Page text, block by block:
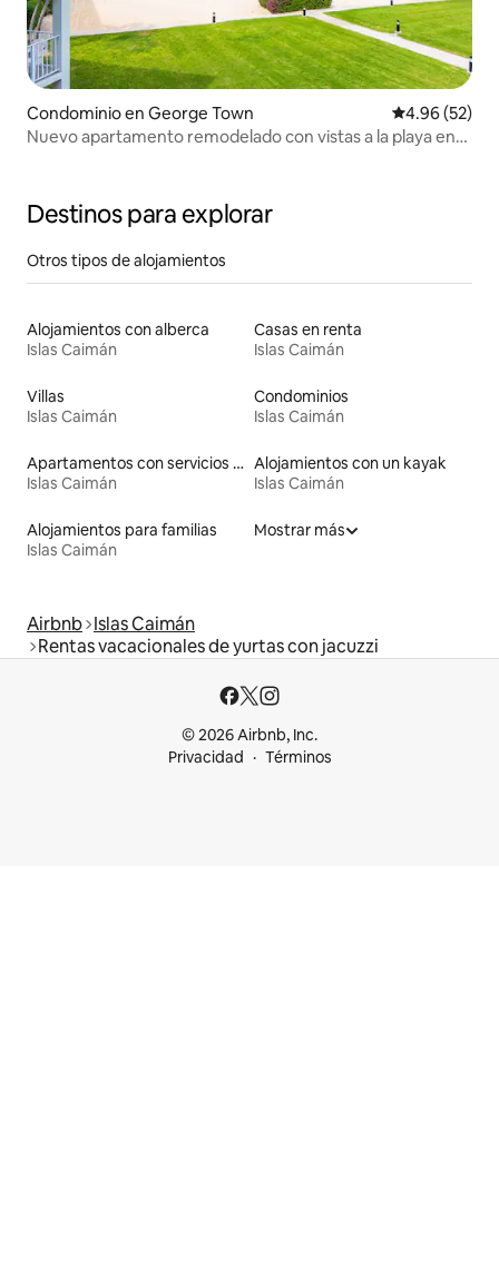
Condominio en George Town Calificación
4.96 (52)
Nuevo apartamento remodelado con vistas a la playa en
Destinos para explorar
Otros tipos de alojamientos
Alojamientos con alberca
Islas Caimán
Casas en renta
Islas Caimán
Villas
Islas Caimán
Condominios
Islas Caimán
Apartamentos con servicios incluidos vacacionales
Islas Caimán
Alojamientos con un kayak
Islas Caimán
Alojamientos para familias
Islas Caimán
Mostrar más
Airbnb Islas Caimán
Rentas vacacionales de yurtas con jacuzzi
© 2026 Airbnb, Inc.
Privacidad
Términos